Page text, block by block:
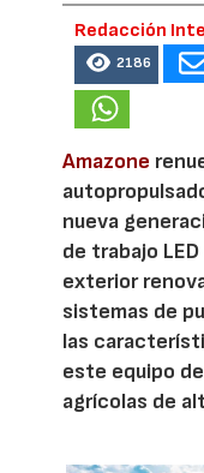
Redacción
2186
Amazone
nueva
de trabajo
exterior
sistemas de
las
este equipo
agrícolas de